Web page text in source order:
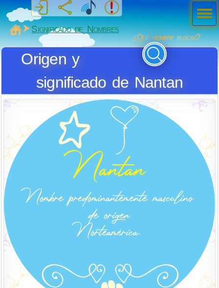
MiSabueso
Significado de Nombres
¿Qué nombre buscas?
Origen y
significado de Nantan
Men
ú